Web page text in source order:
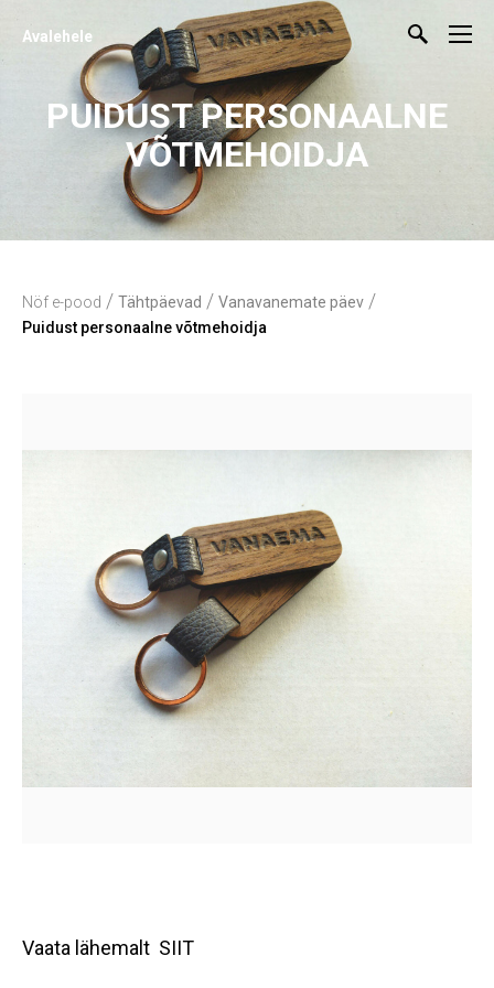
Avalehele
PUIDUST PERSONAALNE
VÕTMEHOIDJA
Nöf e-pood / Tähtpäevad / Vanavanemate päev /
Puidust personaalne võtmehoidja
Vaata lähemalt SIIT